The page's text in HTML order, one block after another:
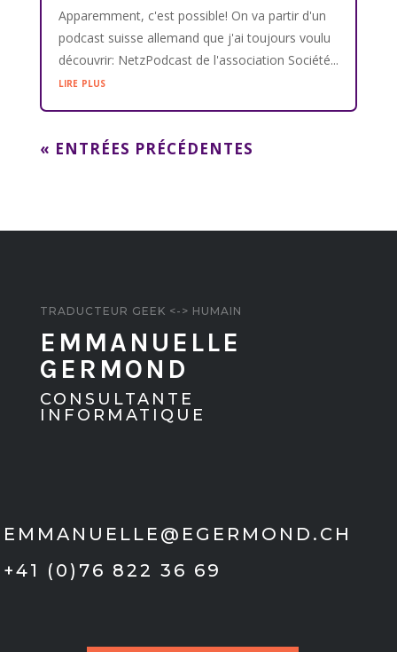
Apparemment, c'est possible! On va partir d'un
podcast suisse allemand que j'ai toujours voulu
découvrir: NetzPodcast de l'association Société...
lire plus
« ENTRÉES PRÉCÉDENTES
TRADUCTEUR GEEK <-> HUMAIN
EMMANUELLE
GERMOND
CONSULTANTE
INFORMATIQUE
EMMANUELLE@EGERMOND.CH
+41 (0)76 822 36 69